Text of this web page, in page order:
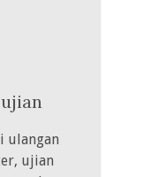
ulangan
ujian